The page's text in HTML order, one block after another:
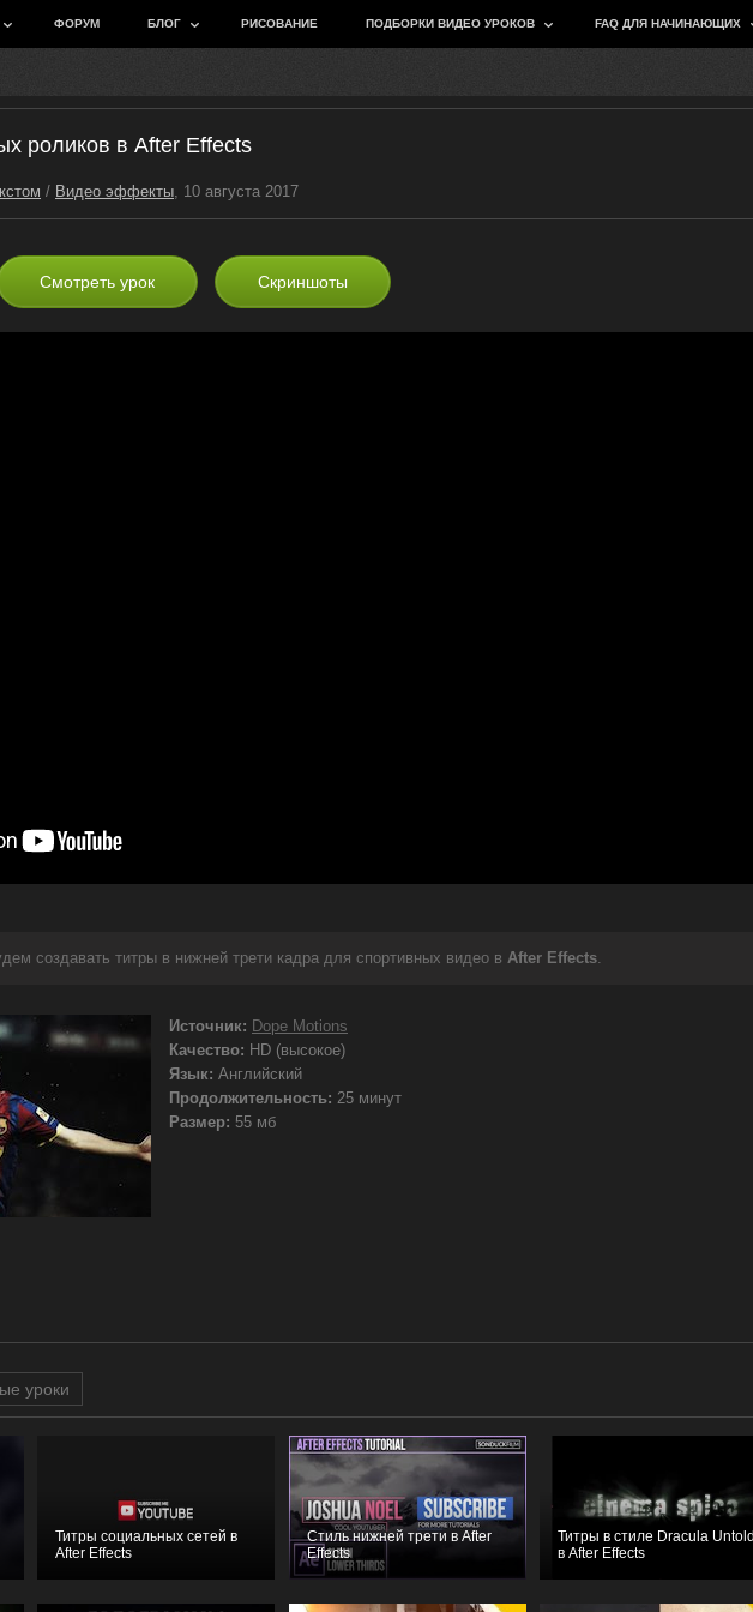
ФОРУМ БЛОГ РИСОВАНИЕ ПОДБОРКИ ВИДЕО УРОКОВ FAQ ДЛЯ НАЧИНАЮЩИХ
роликов в After Effects
/ Видео эффекты, 10 августа 2017
Смотреть урок Скриншоты
создавать титры в нижней трети кадра для спортивных видео в After Effects.
Источник: Dope Motions
Качество: HD (высокое)
Язык: Английский
Продолжительность: 25 минут
Размер: 55 мб
уроки
Титры социальных сетей в
After Effects
Стиль нижней трети в After
Effects
Титры в стиле Dracula Untold
в After Effects